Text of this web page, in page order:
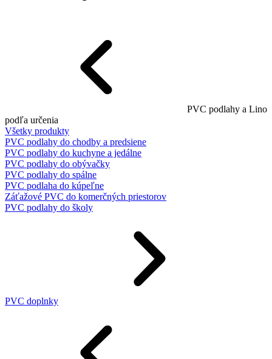
PVC podlahy a Lino
podľa určenia
Všetky produkty
PVC podlahy do chodby a predsiene
PVC podlahy do kuchyne a jedálne
PVC podlahy do obývačky
PVC podlahy do spálne
PVC podlaha do kúpeľne
Záťažové PVC do komerčných priestorov
PVC podlahy do školy
PVC doplnky